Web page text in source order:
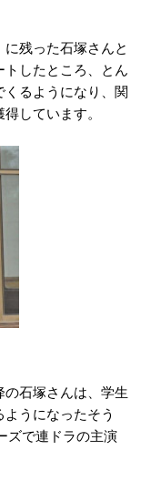
残った石塚さんと
したところ、とん
くるようになり、関
しています。
の石塚さんは、学生
うになったそう
ズで連ドラの主演